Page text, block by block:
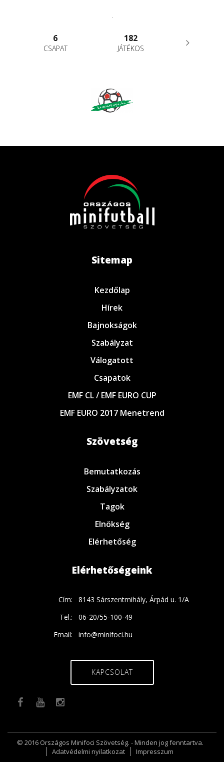
.
6
CSAPAT
182
JÁTÉKOS
Sitemap
Kezdőlap
Hírek
Bajnokságok
Szabályzat
Válogatott
Csapatok
EMF CL / EMF EURO CUP
EMF EURO 2017 Menetrend
Szövetség
Bemutatkozás
Szabályzatok
Tagok
Elnökség
Elérhetőség
Elérhetőségeink
Cím:
8143 Sárszentmihály, Árpád u. 1/A
Tel.:
06-20/55-100-49
Email:
info@minifoci.hu
KAPCSOLAT
© 2016 Országos Minifoci Szövetség. - Minden jog fenntartva.
Adatvédelmi nyilatkozat
Impresszum